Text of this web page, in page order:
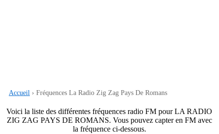
Accueil › Fréquences La Radio Zig Zag Pays De Romans
Voici la liste des différentes fréquences radio FM pour LA RADIO
ZIG ZAG PAYS DE ROMANS. Vous pouvez capter en FM avec
la fréquence ci-dessous.